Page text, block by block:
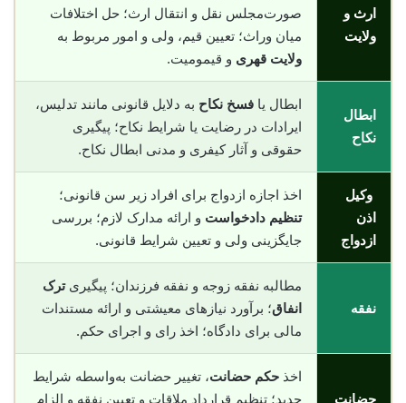
ارث و
ولایت
صورت‌مجلس نقل و انتقال ارث؛ حل اختلافات
میان وراث؛ تعیین قیم، ولی و امور مربوط به
ولایت قهری و قیمومیت.
ابطال
نکاح
ابطال یا فسخ نکاح به دلایل قانونی مانند تدلیس،
ایرادات در رضایت یا شرایط نکاح؛ پیگیری
حقوقی و آثار کیفری و مدنی ابطال نکاح.
وکیل
اذن
ازدواج
اخذ اجازه ازدواج برای افراد زیر سن قانونی؛
تنظیم دادخواست و ارائه مدارک لازم؛ بررسی
جایگزینی ولی و تعیین شرایط قانونی.
نفقه
مطالبه نفقه زوجه و نفقه فرزندان؛ پیگیریترک
انفاق؛ برآورد نیازهای معیشتی و ارائه مستندات
مالی برای دادگاه؛ اخذ رای و اجرای حکم.
حضانت
اخذ حکم حضانت، تغییر حضانت به‌واسطه شرایط
جدید؛ تنظیم قرارداد ملاقات و تعیین نفقه و الزام